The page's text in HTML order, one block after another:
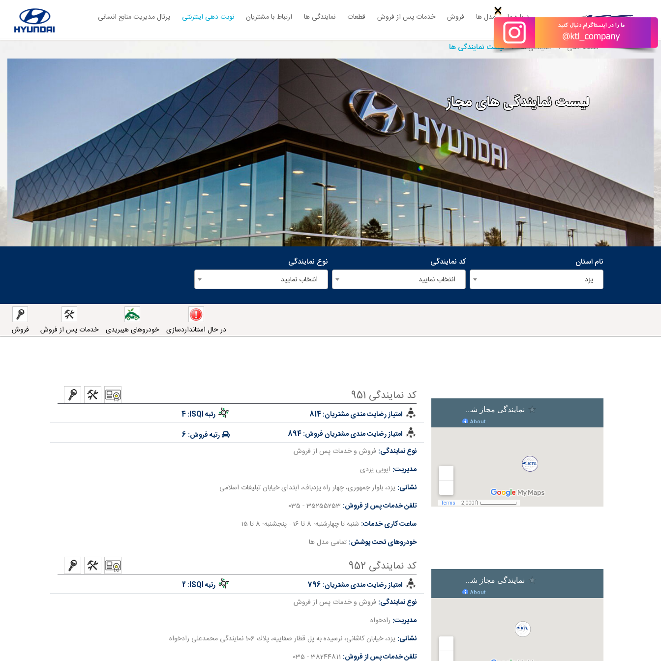
درباره ما مدل ها فروش خدمات پس از فروش قطعات نمایندگی ها ارتباط با مشتریان نوبت دهی اینترنتی پرتال مدیریت منابع انسانی ×
صفحه اصلی نمایندگی ها لیست نمایندگی ها
لیست نمایندگی های مجاز
نام استان
یزد
کد نمایندگی
انتخاب نمایید
نوع نمایندگی
انتخاب نمایید
فروش خدمات پس از فروش خودروهای هیبریدی در حال استانداردسازی
کد نمایندگی 951
امتیاز رضایت مندی مشتریان: رتبه ISQI:
4
امتیاز رضایت مندی مشتریان فروش:
رتبه فروش: 6
نوع نمایندگی: فروش و خدمات پس از فروش
مدیریت: ایوبی یزدی
نشانی: یزد، بلوار جمهوری، چهار راه یزدباف، ابتدای خيابان تبليغات اسلامی
تلفن خدمات پس از فروش:
ساعت کاری خدمات: شنبه تا چهارشنبه: 8 تا 16 - پنجشنبه: 8 تا 15
خودروهای تحت پوشش: تمامی مدل ها
کد نمایندگی 952
امتیاز رضایت مندی مشتریان: رتبه ISQI:
2
نوع نمایندگی: فروش و خدمات پس از فروش
مدیریت: رادﺧﻮاه
نشانی: یزد، ﺧﯿﺎﺑﺎن ﮐﺎﺷﺎﻧﯽ، ﻧﺮﺳﯿﺪه ﺑﻪ ﭘﻞ ﻗﻄﺎر ﺻﻔﺎﯾﯿﻪ، ﭘﻼك 106 ﻧﻤﺎﯾﻨﺪﮔﯽ ﻣﺤﻤﺪﻋﻠﯽ رادﺧﻮاه
تلفن خدمات پس از فروش: